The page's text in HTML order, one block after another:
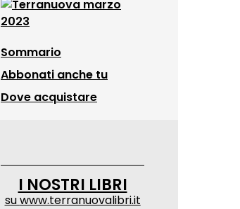
Sommario
Abbonati anche tu
Dove acquistare
I NOSTRI LIBRI
suwww.terranuovalibri.it